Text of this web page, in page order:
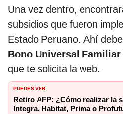
Una vez dentro,
subsidios que fueron
Estado Peruano. Ahí
Bono Universal Familiar
que te solicita la web.
PUEDES VER:
Retiro AFP: ¿Cómo realizar la
Integra, Habitat, Prima o